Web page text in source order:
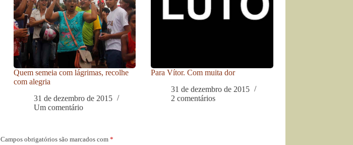
Quem semeia com lágrimas, recolhe
com alegria
31 de dezembro de 2015
Um comentário
Para Vítor. Com muita dor
31 de dezembro de 2015
2 comentários
Campos obrigatórios são marcados com *